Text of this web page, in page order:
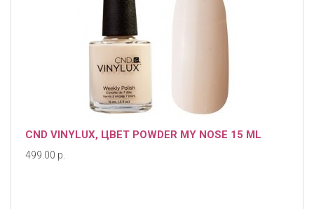
CND VINYLUX, ЦВЕТ POWDER MY NOSE 15 ML
499.00 р.